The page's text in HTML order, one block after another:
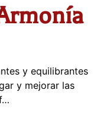
y equilibrantes
y mejorar las